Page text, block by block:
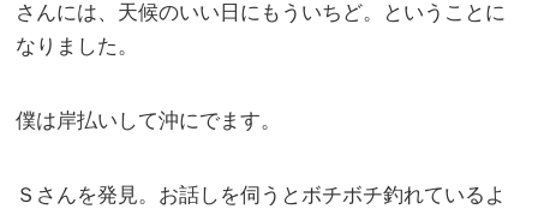
さんには、天候のいい日にもういちど。ということに
なりました。
僕は岸払いして沖にでます。
Ｓさんを発見。お話しを伺うとボチボチ釣れているよ